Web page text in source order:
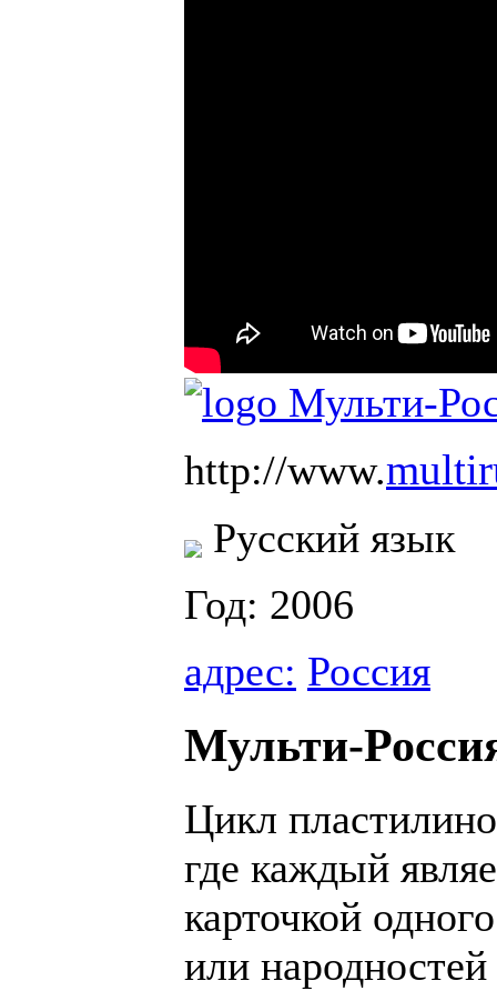
http://www.
Русский язык
Год: 2006
адрес: Россия
Мульти-
Цикл
где каждый
карточкой
или